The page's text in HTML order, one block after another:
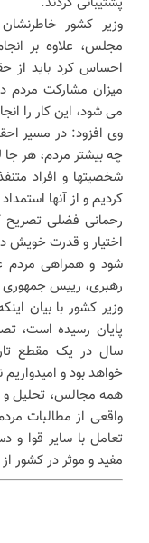
وزیر کشور خاطرنشان
مجلس، علاوه بر
احساس کرد باید از
میزان مشارکت مردم
می شود، این کار را
وی افزود: در مسیر
چه بیشتر مردم، هر جا
شخصیتها و افراد
کردیم و از آنها
رحمانی فضلی تصریح
اختیار و قدرت خویش
شود و همراهی مردم
رهبری، رییس
وزیر کشور با بیان
پایان رسیده است،
سال در یک مقطع
خواهد بود و
همه مجالس، تحلیل و
واقعی از مطالبات
تعامل با سایر قوا و
مفید و موثر در کشور